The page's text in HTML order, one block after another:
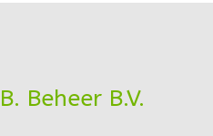
Beheer B.V.